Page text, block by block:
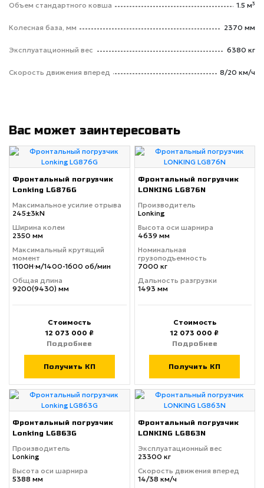
Объем стандартного ковша 1.5 м³
Колесная база, мм 2370 мм
Эксплуатационный вес 6380 кг
Скорость движения вперед 8/20 км/ч
Вас может заинтересовать
Фронтальный погрузчик
Lonking LG876G
Максимальное усилие отрыва
245±3kN
Ширина колеи
2350 мм
Максимальный крутящий
момент
1100Н·м/1400-1600 об/мин
Общая длина
9200(9430) мм
Стоимость
12 073 000 ₽
Подробнее
Получить КП
Фронтальный погрузчик
LONKING LG876N
Производитель
Lonking
Высота оси шарнира
4639 мм
Номинальная
грузоподъемность
7000 кг
Дальность разгрузки
1493 мм
Стоимость
12 073 000 ₽
Подробнее
Получить КП
Фронтальный погрузчик
Lonking LG863G
Производитель
Lonking
Высота оси шарнира
5388 мм
Фронтальный погрузчик
LONKING LG863N
Эксплуатационный вес
23300 кг
Скорость движения вперед
14/38 км/ч